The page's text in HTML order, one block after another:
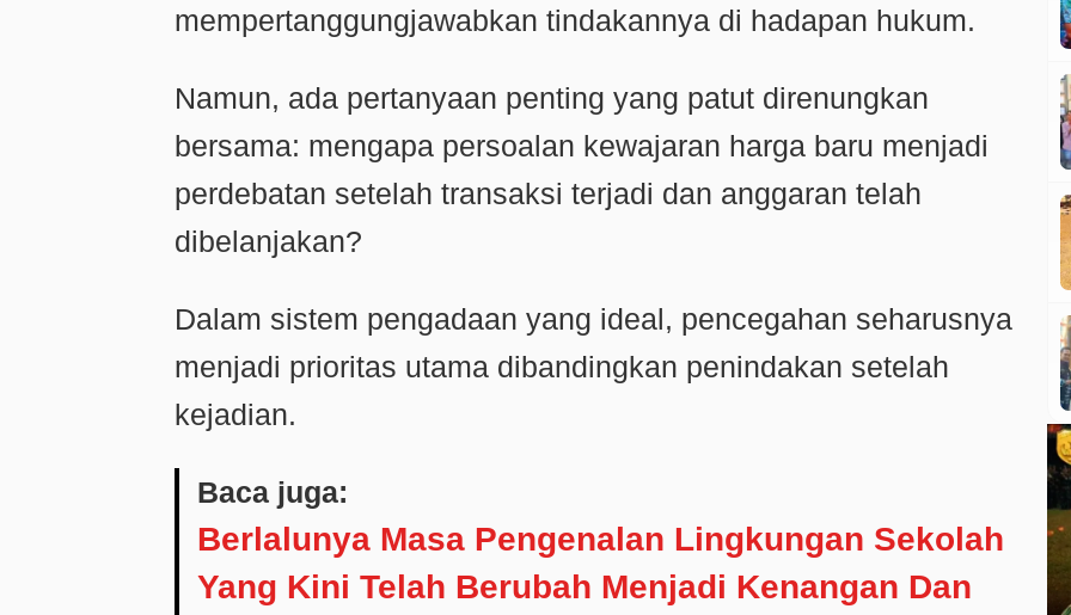
mempertanggungjawabkan tindakannya di hadapan hukum.
Namun, ada pertanyaan penting yang patut direnungkan
bersama: mengapa persoalan kewajaran harga baru menjadi
perdebatan setelah transaksi terjadi dan anggaran telah
dibelanjakan?
Dalam sistem pengadaan yang ideal, pencegahan seharusnya
menjadi prioritas utama dibandingkan penindakan setelah
kejadian.
Baca juga:
Berlalunya Masa Pengenalan Lingkungan Sekolah
Yang Kini Telah Berubah Menjadi Kenangan Dan